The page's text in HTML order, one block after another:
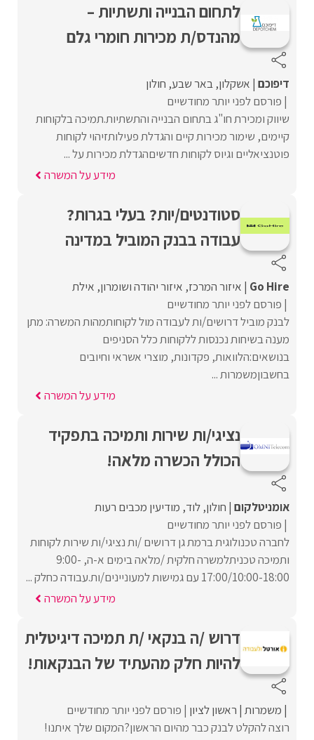
לתחום הבנייה ותשתיות –
מהנדס/ת מכירות חומרי גלם
דיפוכם אשקלון באר שבע חולון
פורסם לפני יותר מחודשיים
שיווק ומכירת חו"ג בתחום הבנייה והתשתיות.תמיכה בלקוחות
קיימים, שימור מכירות קיים והגדלת פעילותזיהוי לקוחות
פוטנציאליים וגיוס לקוחות חדשיםהגדלת מכירות על ...
מידע על המשרה
סטודנטים/יות? בעלי בגרות?
עבודה בבנק המוביל במדינה
Go Hire איזור המרכז איזור יהודה ושומרון אילת
פורסם לפני יותר מחודשיים
לבנק מוביל דרושים/ות לעבודה מול לקוחותמהות המשרה: מתן
מענה בשיחות נכנסות ללקוחות כלל הסניפים
בנושאים:הלוואות, פקדונות, מוצרי אשראי וחיובים
בחשבוןמשמרות ...
מידע על המשרה
נציגי/ות שירות ותמיכה בתפקיד
הכולל הכשרה מלאה!
אומניטלקום חולון לוד מודיעין מכבים רעות
פורסם לפני יותר מחודשיים
לחברה טכנולוגית ברמת גן דרושים /ות נציגי/ות שירות לקוחות
ותמיכה טכניתלמשרה חלקית /מלאה בימים א-ה, 9:00-
17:00/10:00-18:00 עם גמישות למעוניינים/ות.עבודה כחלק ...
מידע על המשרה
דרוש /ה בנקאי /ת תמיכה דיגיטלית
להיות חלק מהעתיד של הבנקאות!
משמרות ראשון לציון פורסם לפני יותר מחודשיים
רוצה להקלט לבנק כבר מהיום הראשון?המקום שלך איתנו!